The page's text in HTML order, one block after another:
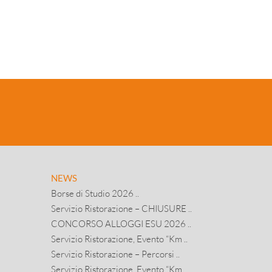
NEWS
Borse di Studio 2026 ..
Servizio Ristorazione – CHIUSURE ..
CONCORSO ALLOGGI ESU 2026 ..
Servizio Ristorazione, Evento “Km ..
Servizio Ristorazione – Percorsi ..
Servizio Ristorazione, Evento “Km ..